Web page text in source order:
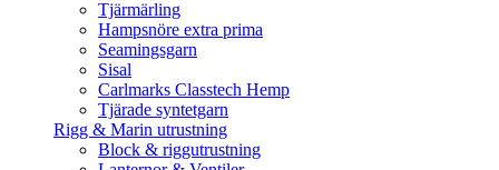
Tjärmärling
Hampsnöre extra prima
Seamingsgarn
Sisal
Carlmarks Classtech Hemp
Tjärade syntetgarn
Rigg & Marin utrustning
Block & riggutrustning